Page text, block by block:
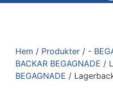
Hem / Produkter / -
BACKAR BEGAGNADE /
BEGAGNADE /